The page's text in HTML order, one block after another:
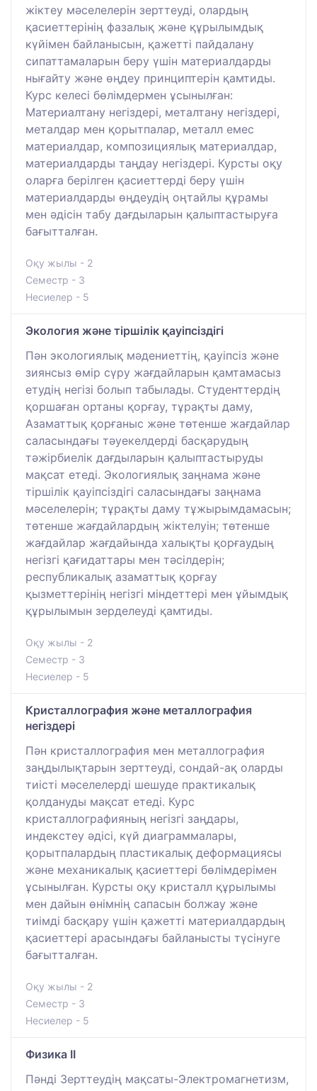
жіктеу мәселелерін зерттеуді, олардың
қасиеттерінің фазалық және құрылымдық
күйімен байланысын, қажетті пайдалану
сипаттамаларын беру үшін материалдарды
нығайту және өңдеу принциптерін қамтиды.
Курс келесі бөлімдермен ұсынылған:
Материалтану негіздері, металтану негіздері,
металдар мен қорытпалар, металл емес
материалдар, композициялық материалдар,
материалдарды таңдау негіздері. Курсты оқу
оларға берілген қасиеттерді беру үшін
материалдарды өңдеудің оңтайлы құрамы
мен әдісін табу дағдыларын қалыптастыруға
бағытталған.
Оқу жылы - 2
Семестр - 3
Несиелер - 5
Экология және тіршілік қауіпсіздігі
Пән экологиялық мәдениеттің, қауіпсіз және
зиянсыз өмір сүру жағдайларын қамтамасыз
етудің негізі болып табылады. Студенттердің
қоршаған ортаны қорғау, тұрақты даму,
Азаматтық қорғаныс және төтенше жағдайлар
саласындағы тәуекелдерді басқарудың
тәжірбиелік дағдыларын қалыптастыруды
мақсат етеді. Экологиялық заңнама және
тіршілік қауіпсіздігі саласындағы заңнама
мәселелерін; тұрақты даму тұжырымдамасын;
төтенше жағдайлардың жіктелуін; төтенше
жағдайлар жағдайында халықты қорғаудың
негізгі қағидаттары мен тәсілдерін;
республикалық азаматтық қорғау
қызметтерінің негізгі міндеттері мен ұйымдық
құрылымын зерделеуді қамтиды.
Оқу жылы - 2
Семестр - 3
Несиелер - 5
Кристаллография және металлография
негіздері
Пән кристаллография мен металлография
заңдылықтарын зерттеуді, сондай-ақ оларды
тиісті мәселелерді шешуде практикалық
қолдануды мақсат етеді. Курс
кристаллографияның негізгі заңдары,
индекстеу әдісі, күй диаграммалары,
қорытпалардың пластикалық деформациясы
және механикалық қасиеттері бөлімдерімен
ұсынылған. Курсты оқу кристалл құрылымы
мен дайын өнімнің сапасын болжау және
тиімді басқару үшін қажетті материалдардың
қасиеттері арасындағы байланысты түсінуге
бағытталған.
Оқу жылы - 2
Семестр - 3
Несиелер - 5
Физика II
Пәнді Зерттеудің мақсаты-Электромагнетизм,